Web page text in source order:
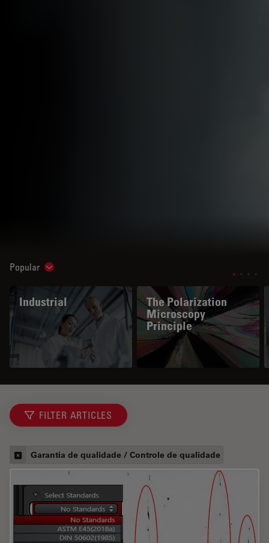
Popular Show subnavigation
Industrial
The Polarization
Microscopy
Principle
FILTER ARTICLES
Garantia de qualidade / Controle de qualidade